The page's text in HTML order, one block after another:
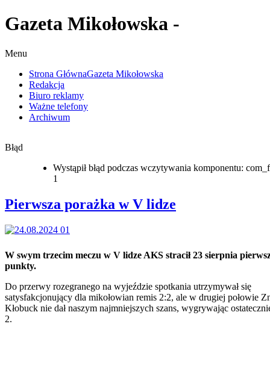
Gazeta Mikołowska -
Menu
Strona GłównaGazeta Mikołowska
Redakcja
Biuro reklamy
Ważne telefony
Archiwum
Błąd
Wystąpił błąd podczas wczytywania komponentu:
1
Pierwsza porażka w V lidze
W swym trzecim meczu w V lidze AKS stracił 23 sierpnia
punkty.
Do przerwy rozegranego na wyjeździe spotkania utrzymywał się
satysfakcjonujący dla mikołowian remis 2:2, ale w drugiej połowie
Kłobuck nie dał naszym najmniejszych szans, wygrywając
2.